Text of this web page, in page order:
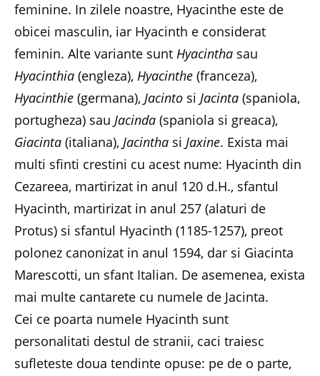
feminine. In zilele noastre, Hyacinthe este de
obicei masculin, iar Hyacinth e considerat
feminin. Alte variante sunt Hyacintha sau
Hyacinthia (engleza), Hyacinthe (franceza),
Hyacinthie (germana), Jacinto si Jacinta (spaniola,
portugheza) sau Jacinda (spaniola si greaca),
Giacinta (italiana), Jacintha si Jaxine. Exista mai
multi sfinti crestini cu acest nume: Hyacinth din
Cezareea, martirizat in anul 120 d.H., sfantul
Hyacinth, martirizat in anul 257 (alaturi de
Protus) si sfantul Hyacinth (1185-1257), preot
polonez canonizat in anul 1594, dar si Giacinta
Marescotti, un sfant Italian. De asemenea, exista
mai multe cantarete cu numele de Jacinta.
Cei ce poarta numele Hyacinth sunt
personalitati destul de stranii, caci traiesc
sufleteste doua tendinte opuse: pe de o parte,